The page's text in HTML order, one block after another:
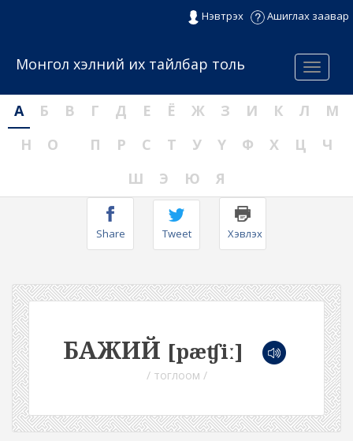
Нэвтрэх Ашиглах заавар
Menu
Монгол хэлний их тайлбар толь
А Б В Г Д Е Ё Ж З И К Л
М
Н
О П Р С Т У Ү Ф Х Ц
Ч
Ш
Э Ю Я
Share Tweet Хэвлэх
БАЖИЙ [pæʧiː]
/ тоглоом /